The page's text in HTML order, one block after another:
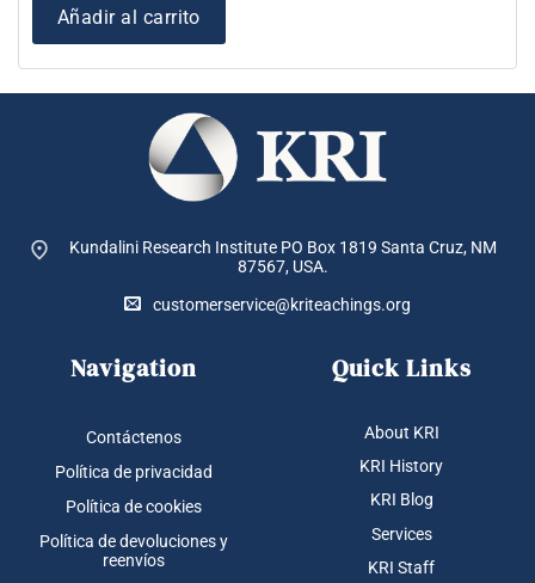
Añadir al carrito
Kundalini Research Institute PO Box 1819 Santa Cruz, NM
87567, USA.
customerservice@kriteachings.org
Navigation
Contáctenos
Política de privacidad
Política de cookies
Política de devoluciones y
reenvíos
Quick Links
About KRI
KRI History
KRI Blog
Services
KRI Staff